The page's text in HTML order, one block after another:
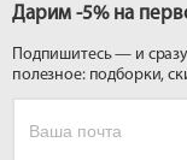
Дарим -5% на
Подпишитесь — и
полезное: подборки,